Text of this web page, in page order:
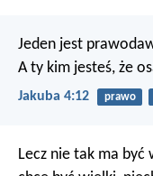
Jeden jest
A ty kim jesteś, że
Jakuba 4:12 prawo
Lecz nie tak ma